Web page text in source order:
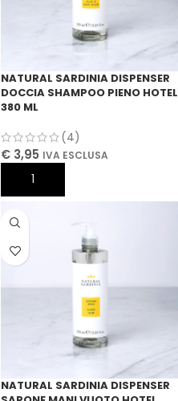
NATURAL SARDINIA DISPENSER
DOCCIA SHAMPOO PIENO HOTEL
380 ML
(4)
€ 3,95 IVA ESCLUSA
AGGIUNGI AL CARRELLO
NATURAL SARDINIA DISPENSER